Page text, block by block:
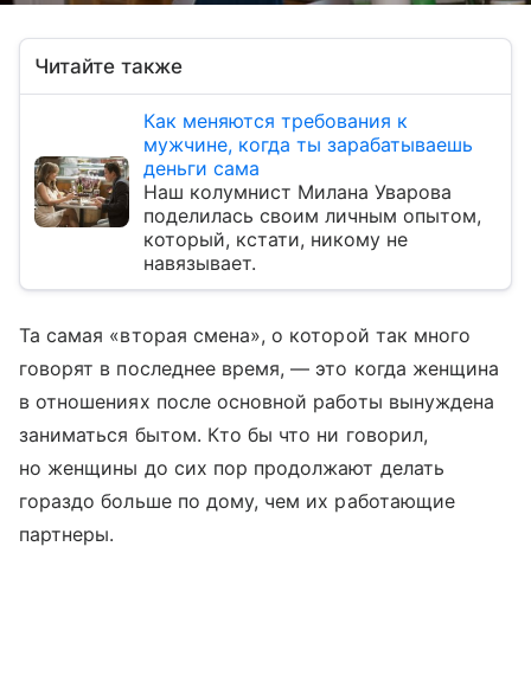
Читайте также
Как меняются требования к
мужчине, когда ты зарабатываешь
деньги сама
Наш колумнист Милана Уварова
поделилась своим личным опытом,
который, кстати, никому не
навязывает.
Та самая «вторая смена», о которой так много
говорят в последнее время, — это когда женщина
в отношениях после основной работы вынуждена
заниматься бытом. Кто бы что ни говорил,
но женщины до сих пор продолжают делать
гораздо больше по дому, чем их работающие
партнеры.